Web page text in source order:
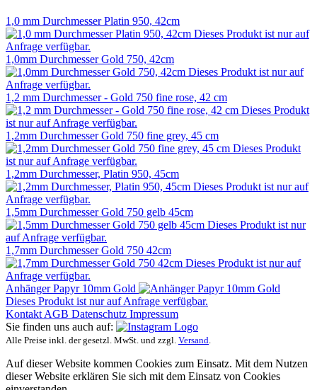
1,0 mm Durchmesser Platin 950, 42cm
Dieses Produkt ist nur auf
Anfrage verfügbar.
1,0mm Durchmesser Gold 750, 42cm
Dieses Produkt ist nur auf
Anfrage verfügbar.
1,2 mm Durchmesser - Gold 750 fine rose, 42 cm
Dieses Produkt
ist nur auf Anfrage verfügbar.
1,2mm Durchmesser Gold 750 fine grey, 45 cm
Dieses Produkt
ist nur auf Anfrage verfügbar.
1,2mm Durchmesser, Platin 950, 45cm
Dieses Produkt ist nur auf
Anfrage verfügbar.
1,5mm Durchmesser Gold 750 gelb 45cm
Dieses Produkt ist nur
auf Anfrage verfügbar.
1,7mm Durchmesser Gold 750 42cm
Dieses Produkt ist nur auf
Anfrage verfügbar.
Anhänger Papyr 10mm Gold
Dieses Produkt ist nur auf Anfrage verfügbar.
Kontakt AGB Datenschutz Impressum
Sie finden uns auch auf:
Alle Preise inkl. der gesetzl. MwSt. und zzgl. Versand
Auf dieser Website kommen Cookies zum Einsatz. Mit dem Nutzen
dieser Website erklären Sie sich mit dem Einsatz von Cookies